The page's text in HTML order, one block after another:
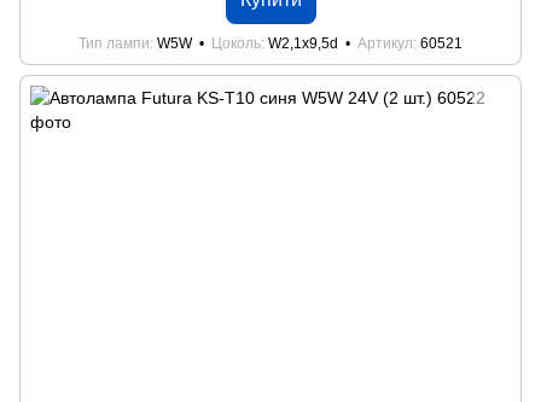
Тип лампи W5W Цоколь W2,1x9,5d Артикул 60521